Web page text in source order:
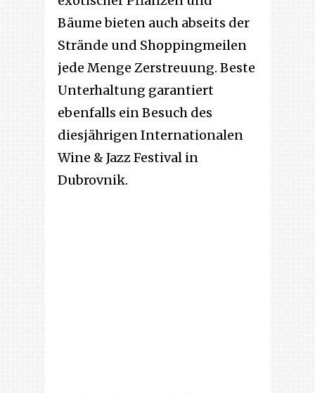
Bäume bieten auch abseits der
Strände und Shoppingmeilen
jede Menge Zerstreuung. Beste
Unterhaltung garantiert
ebenfalls ein Besuch des
diesjährigen Internationalen
Wine & Jazz Festival in
Dubrovnik.